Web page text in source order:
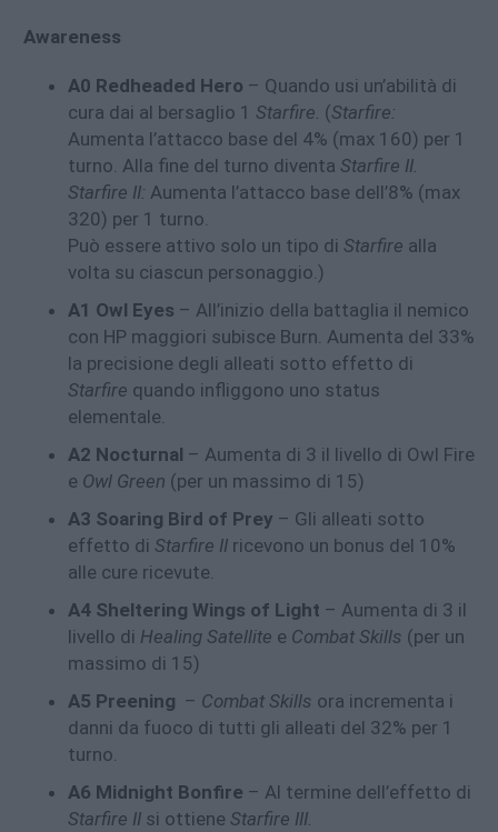
Awareness
A0 Redheaded Hero – Quando usi un’abilità di
cura dai al bersaglio 1 Starfire. (Starfire:
Aumenta l’attacco base del 4% (max 160) per 1
turno. Alla fine del turno diventa Starfire II.
Starfire II: Aumenta l’attacco base dell’8% (max
320) per 1 turno.
Può essere attivo solo un tipo di Starfire alla
volta su ciascun personaggio.)
A1 Owl Eyes – All’inizio della battaglia il nemico
con HP maggiori subisce Burn. Aumenta del 33%
la precisione degli alleati sotto effetto di
Starfire quando infliggono uno status
elementale.
A2 Nocturnal – Aumenta di 3 il livello di Owl Fire
e Owl Green (per un massimo di 15)
A3 Soaring Bird of Prey – Gli alleati sotto
effetto di Starfire II ricevono un bonus del 10%
alle cure ricevute.
A4 Sheltering Wings of Light – Aumenta di 3 il
livello di Healing Satellite e Combat Skills (per un
massimo di 15)
A5 Preening – Combat Skills ora incrementa i
danni da fuoco di tutti gli alleati del 32% per 1
turno.
A6 Midnight Bonfire – Al termine dell’effetto di
Starfire II si ottiene Starfire III.